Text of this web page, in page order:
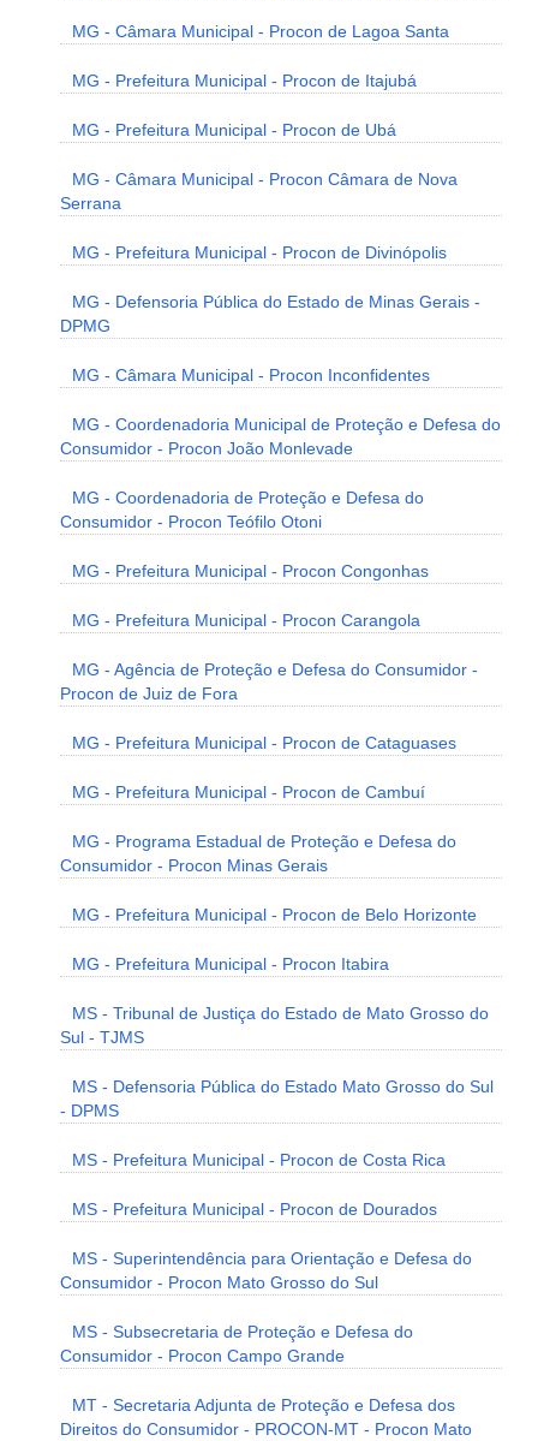
MG - Câmara Municipal - Procon de Lagoa Santa
MG - Prefeitura Municipal - Procon de Itajubá
MG - Prefeitura Municipal - Procon de Ubá
MG - Câmara Municipal - Procon Câmara de Nova
Serrana
MG - Prefeitura Municipal - Procon de Divinópolis
MG - Defensoria Pública do Estado de Minas Gerais -
DPMG
MG - Câmara Municipal - Procon Inconfidentes
MG - Coordenadoria Municipal de Proteção e Defesa do
Consumidor - Procon João Monlevade
MG - Coordenadoria de Proteção e Defesa do
Consumidor - Procon Teófilo Otoni
MG - Prefeitura Municipal - Procon Congonhas
MG - Prefeitura Municipal - Procon Carangola
MG - Agência de Proteção e Defesa do Consumidor -
Procon de Juiz de Fora
MG - Prefeitura Municipal - Procon de Cataguases
MG - Prefeitura Municipal - Procon de Cambuí
MG - Programa Estadual de Proteção e Defesa do
Consumidor - Procon Minas Gerais
MG - Prefeitura Municipal - Procon de Belo Horizonte
MG - Prefeitura Municipal - Procon Itabira
MS - Tribunal de Justiça do Estado de Mato Grosso do
Sul - TJMS
MS - Defensoria Pública do Estado Mato Grosso do Sul
- DPMS
MS - Prefeitura Municipal - Procon de Costa Rica
MS - Prefeitura Municipal - Procon de Dourados
MS - Superintendência para Orientação e Defesa do
Consumidor - Procon Mato Grosso do Sul
MS - Subsecretaria de Proteção e Defesa do
Consumidor - Procon Campo Grande
MT - Secretaria Adjunta de Proteção e Defesa dos
Direitos do Consumidor - PROCON-MT - Procon Mato